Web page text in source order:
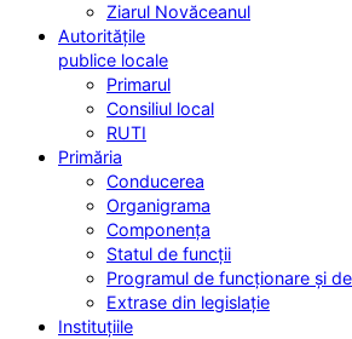
Ziarul Novăceanul
Autoritățile
publice locale
Primarul
Consiliul local
RUTI
Primăria
Conducerea
Organigrama
Componența
Statul de funcții
Programul de funcționare și
Extrase din legislație
Instituțiile